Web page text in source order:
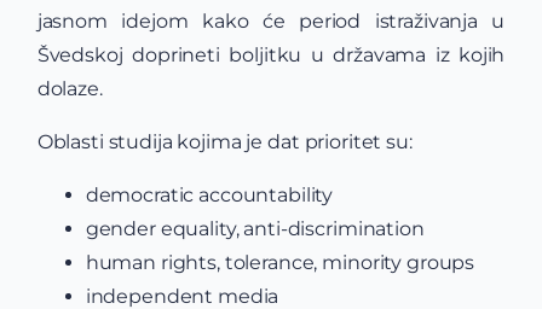
jasnom idejom kako će period istraživanja u
Švedskoj doprineti boljitku u državama iz kojih
dolaze.
Oblasti studija kojima je dat prioritet su:
democratic accountability
gender equality, anti-discrimination
human rights, tolerance, minority groups
independent media